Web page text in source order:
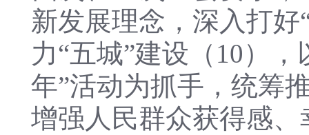
新发展理念，深入打好
力“五城”建设（10）
年”活动为抓手，统筹
增强人民群众获得感